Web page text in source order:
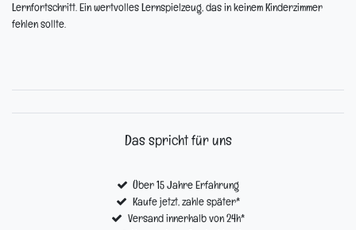
Lernfortschritt. Ein wertvolles Lernspielzeug, das in keinem Kinderzimmer
fehlen sollte.
Das spricht für uns
Über 15 Jahre Erfahrung
Kaufe jetzt, zahle später*
Versand innerhalb von 24h*